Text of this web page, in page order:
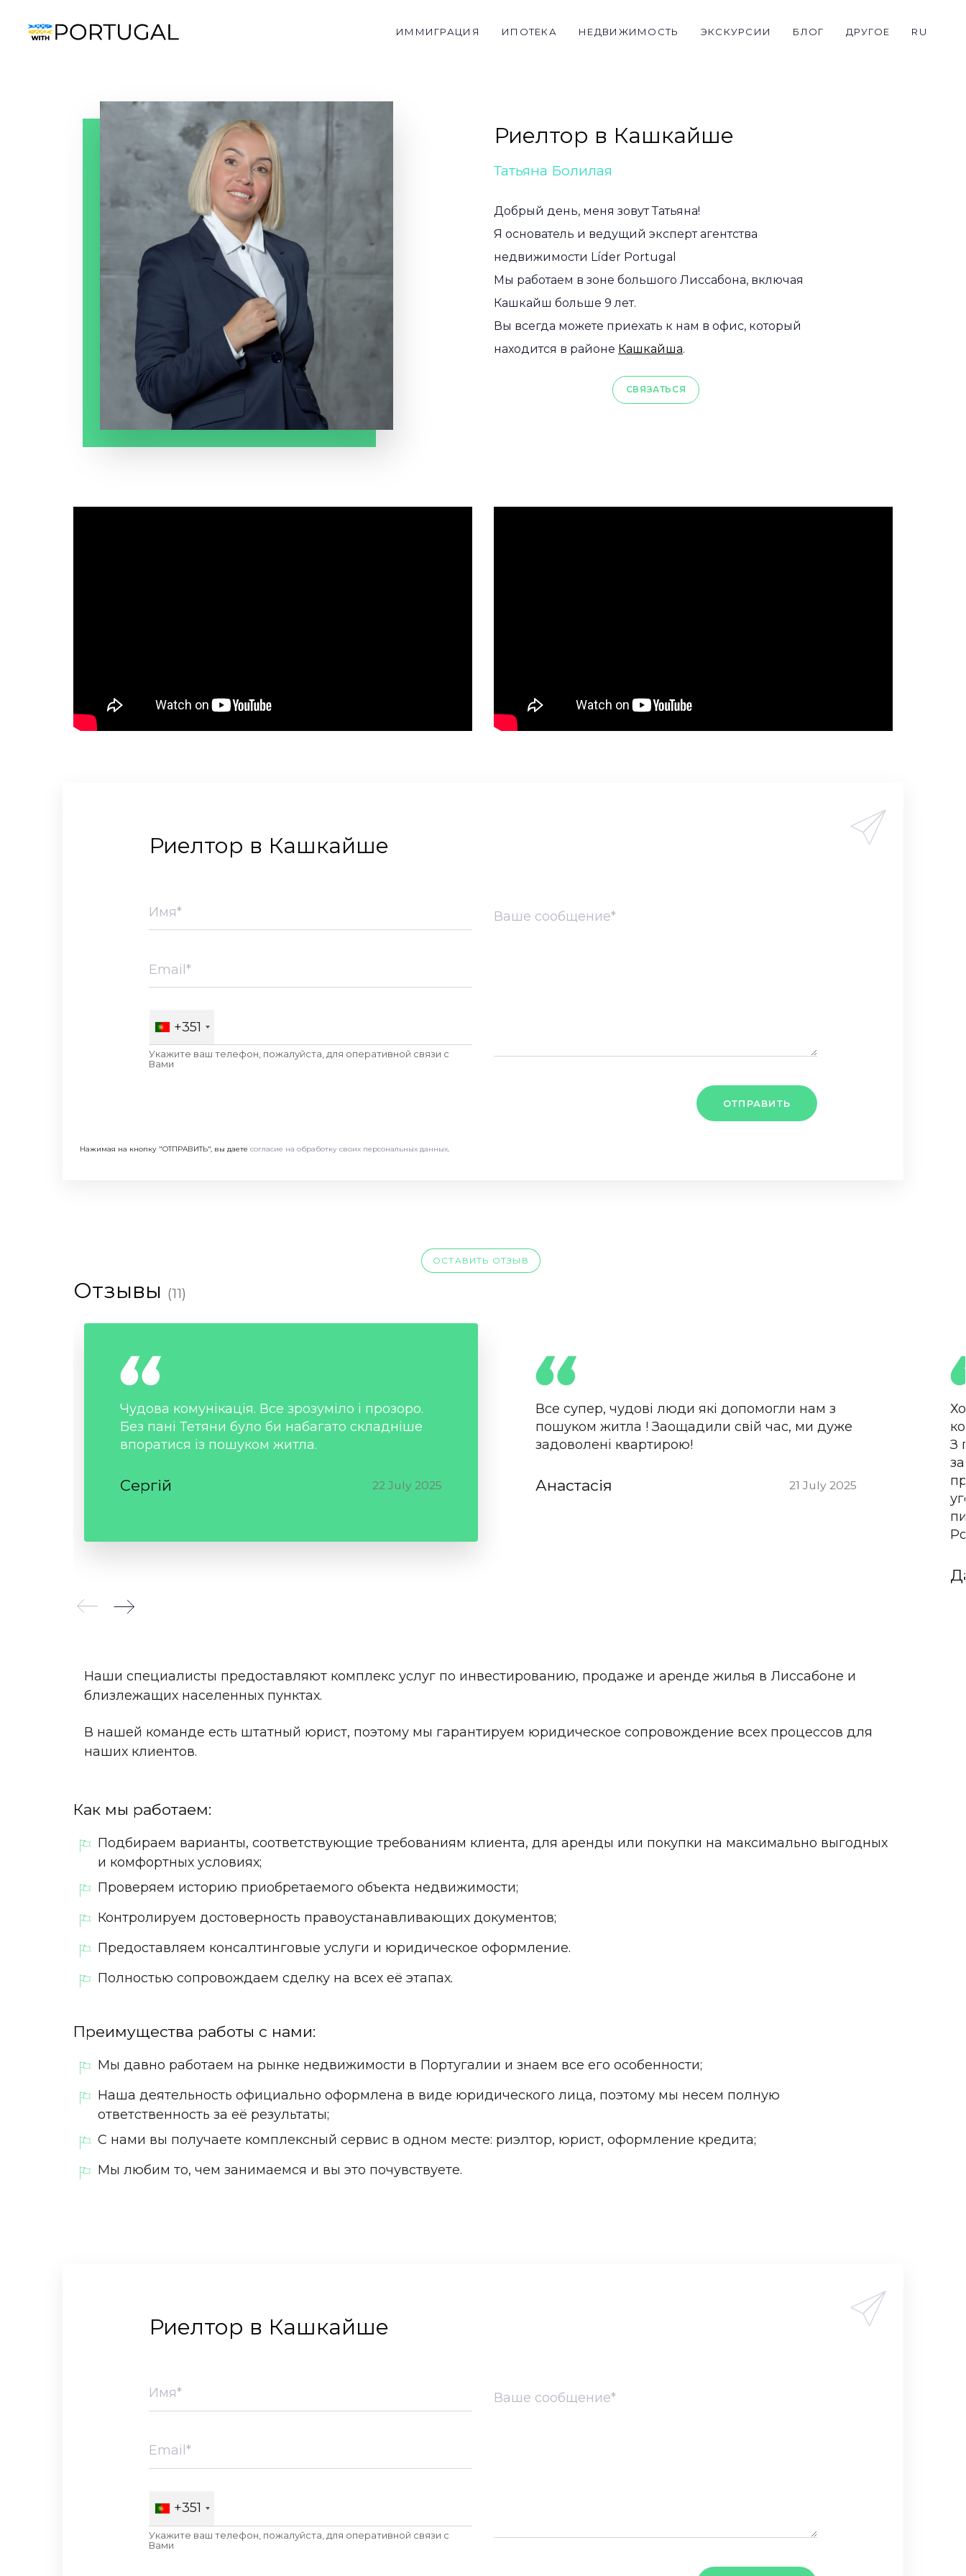
ИММИГРАЦИЯ ИПОТЕКА НЕДВИЖИМОСТЬ ЭКСКУРСИИ БЛОГ ДРУГОЕ RU
Риелтор в Кашкайше
Татьяна Болилая
Добрый день, меня зовут Татьяна!
Я основатель и ведущий эксперт агентства
недвижимости Líder Portugal
Мы работаем в зоне большого Лиссабона, включая
Кашкайш больше 9 лет.
Вы всегда можете приехать к нам в офис, который
находится в районе Кашкайша.
СВЯЗАТЬСЯ
Риелтор в Кашкайше
+351
Укажите ваш телефон, пожалуйста, для оперативной связи c
Вами
ОТПРАВИТЬ
Нажимая на кнопку "ОТПРАВИТЬ", вы даете согласие на обработку своих персональных данных.
ОСТАВИТЬ ОТЗЫВ
Отзывы (11)
Чудова комунікація. Все зрозуміло і прозоро.
Без пані Тетяни було би набагато складніше
впоратися із пошуком житла.
Сергій 22 July 2025
Все супер, чудові люди які допомогли нам з
пошуком житла ! Заощадили свій час, ми дуже
задоволені квартирою!
Анастасія 21 July 2025
З
Наши специалисты предоставляют комплекс услуг по инвестированию, продаже и аренде жилья в Лиссабоне и
близлежащих населенных пунктах.
В нашей команде есть штатный юрист, поэтому мы гарантируем юридическое сопровождение всех процессов для
наших клиентов.
Как мы работаем:
Подбираем варианты, соответствующие требованиям клиента, для аренды или покупки на максимально выгодных
и комфортных условиях;
Проверяем историю приобретаемого объекта недвижимости;
Контролируем достоверность правоустанавливающих документов;
Предоставляем консалтинговые услуги и юридическое оформление.
Полностью сопровождаем сделку на всех её этапах.
Преимущества работы с нами:
Мы давно работаем на рынке недвижимости в Португалии и знаем все его особенности;
Наша деятельность официально оформлена в виде юридического лица, поэтому мы несем полную
ответственность за её результаты;
С нами вы получаете комплексный сервис в одном месте: риэлтор, юрист, оформление кредита;
Мы любим то, чем занимаемся и вы это почувствуете.
Риелтор в Кашкайше
+351
Укажите ваш телефон, пожалуйста, для оперативной связи c
Вами